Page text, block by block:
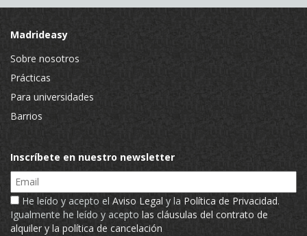
Madrideasy
Sobre nosotros
Prácticas
Para universidades
Barrios
Inscríbete en nuestro newsletter
Email
He leído y acepto el Aviso Legal y la Política de Privacidad.
Igualmente he leído y acepto las cláusulas del contrato de
alquiler y la política de cancelación